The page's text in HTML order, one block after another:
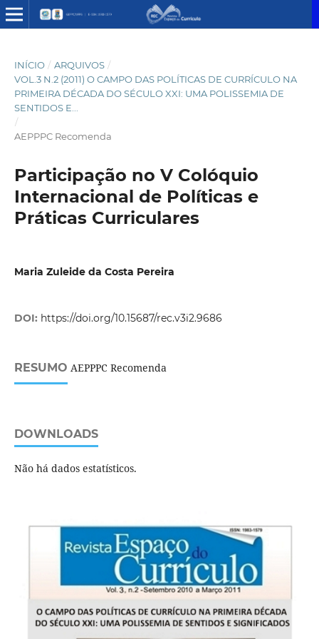
INÍCIO / ARQUIVOS /
VOL.3 N.2 (2011) O CAMPO DAS POLÍTICAS DE CURRÍCULO NA
PRIMEIRA DÉCADA DO SÉCULO XXI: UMA POLISSEMIA DE
SENTIDOS E...
/
AEPPPC Recomenda
Participação no V Colóquio
Internacional de Políticas e
Práticas Curriculares
Maria Zuleide da Costa Pereira
DOI: https://doi.org/10.15687/rec.v3i2.9686
RESUMO AEPPPC Recomenda
DOWNLOADS
Não há dados estatísticos.